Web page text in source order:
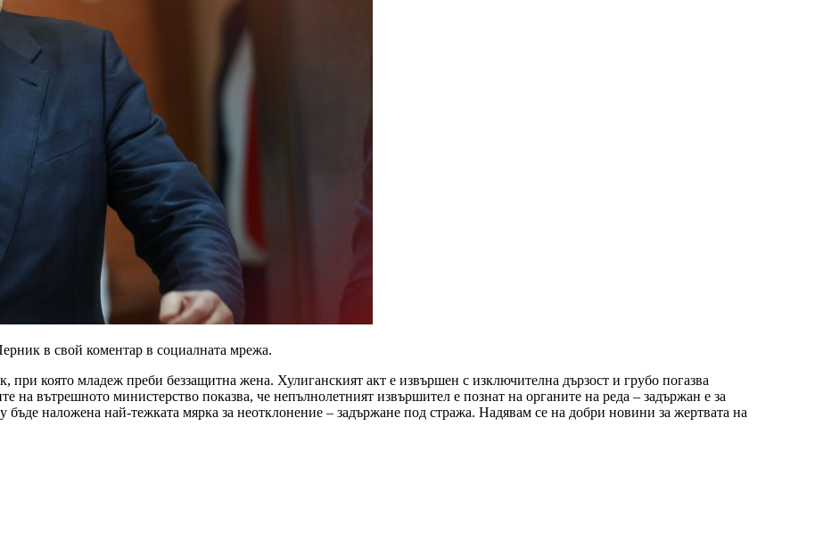
в свой коментар в социалната мрежа.
която младеж преби беззащитна жена. Хулиганският акт е извършен с изключителна дързост и грубо погазва
на вътрешното министерство показва, че непълнолетният извършител е познат на органите на реда – задържан е за
наложена най-тежката мярка за неотклонение – задържане под стража. Надявам се на добри новини за жертвата на